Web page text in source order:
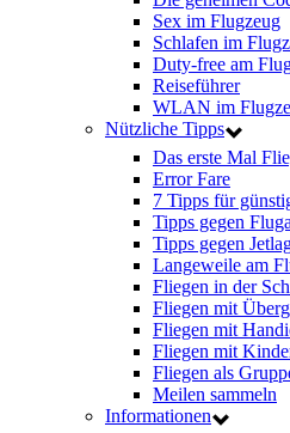
Sex im Flugzeug
Schlafen im
Duty-free am
Reiseführer
WLAN im
Nützliche Tipps
Das erste Mal
Error Fare
7 Tipps für
Tipps gegen
Tipps gegen
Langeweile am
Fliegen in der
Fliegen mit
Fliegen mit
Fliegen mit
Fliegen als
Meilen sammeln
Informationen